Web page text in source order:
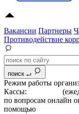
Вакансии Партнеры
Противодействие
поиск
Режим работы
Кассы:
по вопросам онлайн
помощью